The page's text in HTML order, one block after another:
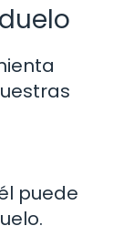
puede